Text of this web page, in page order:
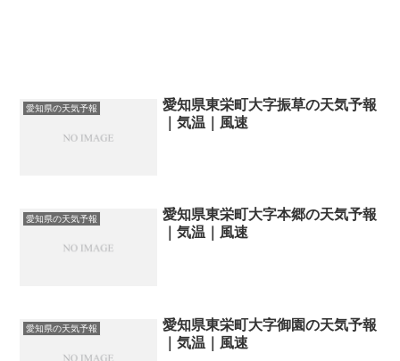
愛知県の天気予報
愛知県東栄町大字振草の天気予報
｜気温｜風速
愛知県の天気予報
愛知県東栄町大字本郷の天気予報
｜気温｜風速
愛知県の天気予報
愛知県東栄町大字御園の天気予報
｜気温｜風速